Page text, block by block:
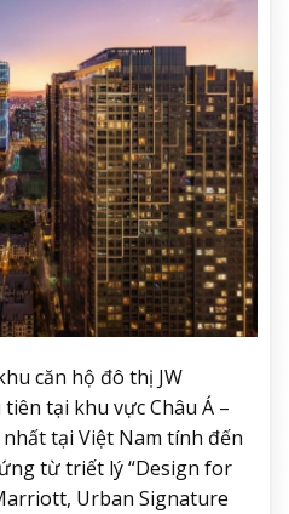
căn hộ đô thị JW
tại khu vực Châu Á –
tại Việt Nam tính đến
từ triết lý “Design for
Urban Signature